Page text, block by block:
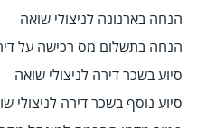
הנחה בארנונה לניצולי שואה
הנחה בתשלום מס רכישה על
סיוע בשכר דירה לניצולי שואה
סיוע נוסף בשכר דירה לניצולי